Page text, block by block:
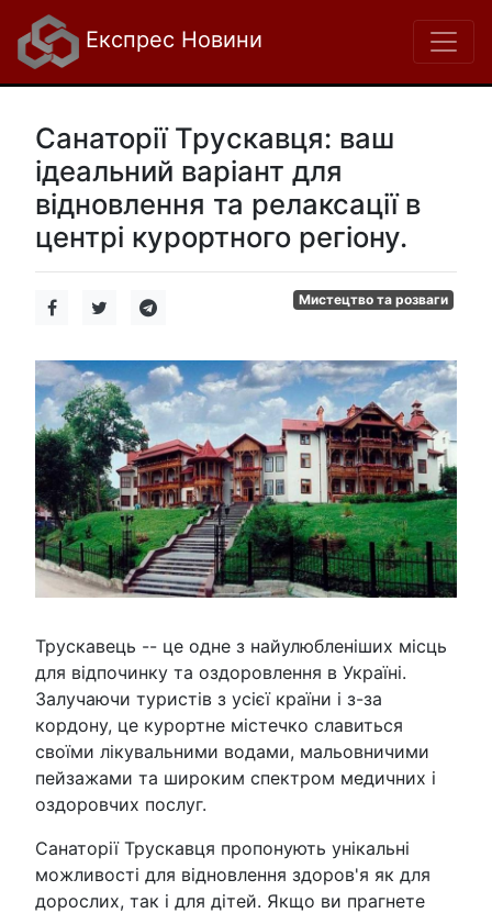
Експрес Новини
Санаторії Трускавця: ваш
ідеальний варіант для
відновлення та релаксації в
центрі курортного регіону.
Мистецтво та розваги
Трускавець -- це одне з найулюбленіших місць
для відпочинку та оздоровлення в Україні.
Залучаючи туристів з усієї країни і з-за
кордону, це курортне містечко славиться
своїми лікувальними водами, мальовничими
пейзажами та широким спектром медичних і
оздоровчих послуг.
Санаторії Трускавця пропонують унікальні
можливості для відновлення здоров'я як для
дорослих, так і для дітей. Якщо ви прагнете